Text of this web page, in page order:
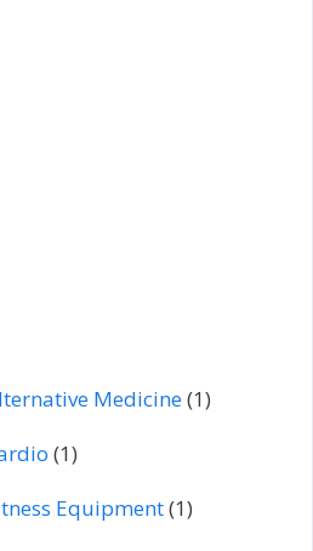
Medicine(1)
(1)
Equipment(1)